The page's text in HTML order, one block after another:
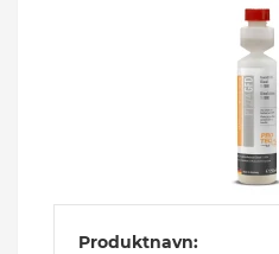
Produktnavn: